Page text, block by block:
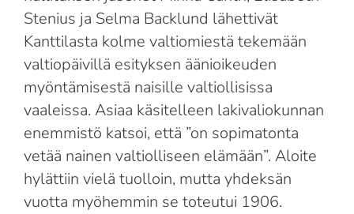
Stenius ja Selma Backlund lähettivät
Kanttilasta kolme valtiomiestä tekemään
valtiopäivillä esityksen äänioikeuden
myöntämisestä naisille valtiollisissa
vaaleissa. Asiaa käsitelleen lakivaliokunnan
enemmistö katsoi, että ”on sopimatonta
vetää nainen valtiolliseen elämään”. Aloite
hylättiin vielä tuolloin, mutta yhdeksän
vuotta myöhemmin se toteutui 1906.